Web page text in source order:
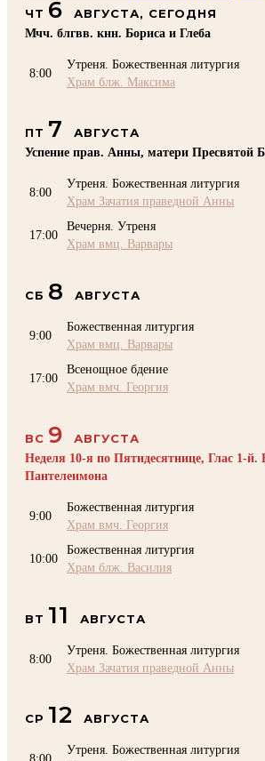
Преподаватели Воскресной
Катехизация
Помочь Подворью
ЧТ 6 АВГУСТА, СЕГОДНЯ
Мчч. блгвв. кнн. Бориса и Глеба
8:00
Утреня. Божественная литургия
Храм блж. Максима
ПТ 7
АВГУСТА
Успение прав. Анны, матери Пресвятой
8:00
Утреня. Божественная литургия
Храм Зачатия праведной Анны
17:00
Вечерня. Утреня
Храм вмц. Варвары
СБ 8 АВГУСТА
9:00
Божественная литургия
Храм вмц. Варвары
17:00
Всенощное бдение
Храм вмч. Георгия
ВС 9
АВГУСТА
Неделя 10-я по Пятидесятнице, Глас 1-й.
Пантелеимона
9:00
Божественная литургия
Храм вмч. Георгия
10:00
Божественная литургия
Храм блж. Василия
ВТ 11 АВГУСТА
8:00
Утреня. Божественная литургия
Храм Зачатия праведной Анны
СР 12 АВГУСТА
Утреня. Божественная литургия